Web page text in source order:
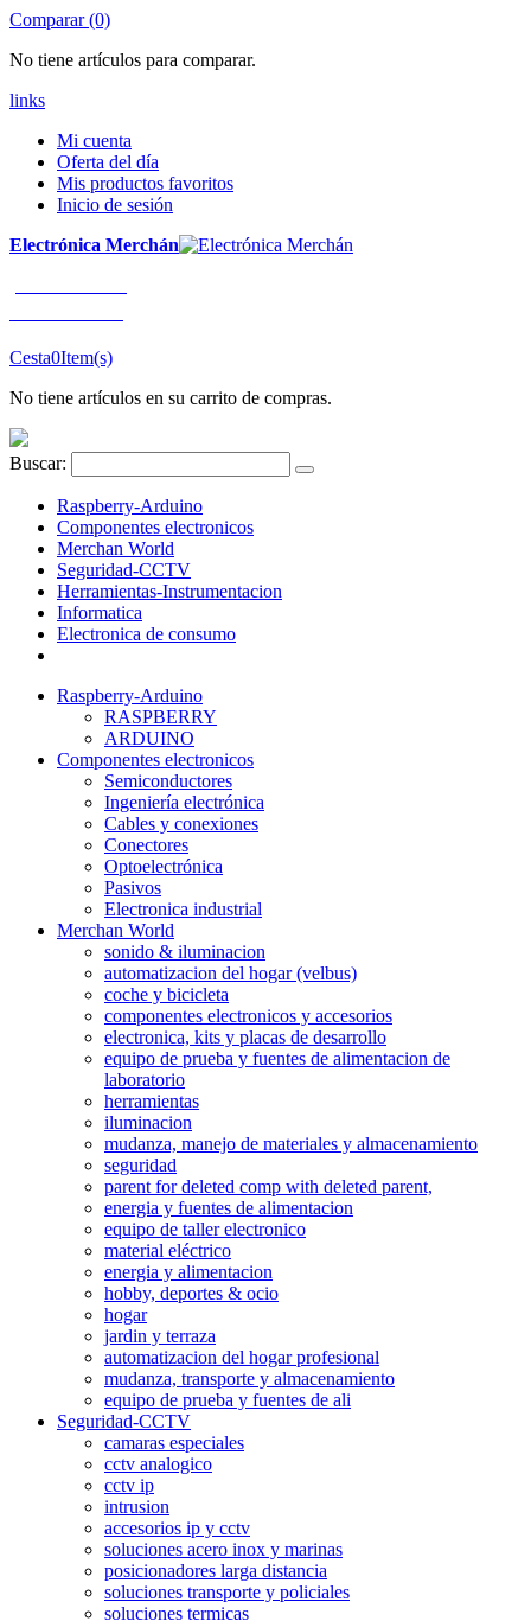
Comparar (0)
No tiene artículos para comparar.
links
Mi cuenta
Oferta del día
Mis productos favoritos
Inicio de sesión
Electrónica Merchán
Cesta0Item(s)
No tiene artículos en su carrito de compras.
Buscar:
Raspberry-Arduino
Componentes electronicos
Merchan World
Seguridad-CCTV
Herramientas-Instrumentacion
Informatica
Electronica de consumo
Raspberry-Arduino
RASPBERRY
ARDUINO
Componentes electronicos
Semiconductores
Ingeniería electrónica
Cables y conexiones
Conectores
Optoelectrónica
Pasivos
Electronica industrial
Merchan World
sonido & iluminacion
automatizacion del hogar (velbus)
coche y bicicleta
componentes electronicos y accesorios
electronica, kits y placas de desarrollo
equipo de prueba y fuentes de alimentacion de
laboratorio
herramientas
iluminacion
mudanza, manejo de materiales y almacenamiento
seguridad
parent for deleted comp with deleted parent,
energia y fuentes de alimentacion
equipo de taller electronico
material eléctrico
energia y alimentacion
hobby, deportes & ocio
hogar
jardin y terraza
automatizacion del hogar profesional
mudanza, transporte y almacenamiento
equipo de prueba y fuentes de ali
Seguridad-CCTV
camaras especiales
cctv analogico
cctv ip
intrusion
accesorios ip y cctv
soluciones acero inox y marinas
posicionadores larga distancia
soluciones transporte y policiales
soluciones termicas